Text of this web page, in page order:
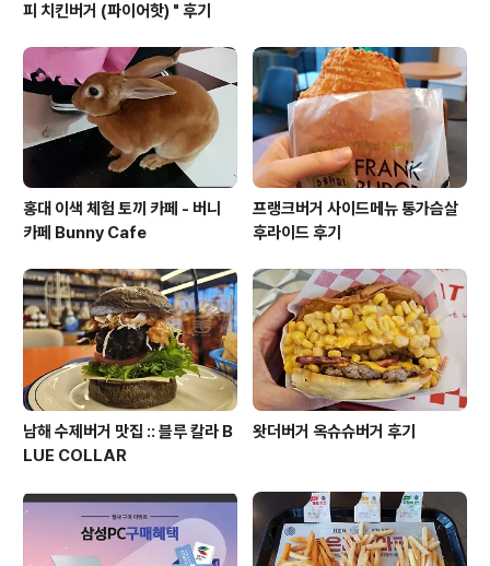
피 치킨버거 (파이어핫) " 후기
홍대 이색 체험 토끼 카페 - 버니
카페 Bunny Cafe
프랭크버거 사이드메뉴 통가슴살
후라이드 후기
남해 수제버거 맛집 :: 블루 칼라 B
LUE COLLAR
왓더버거 옥슈슈버거 후기